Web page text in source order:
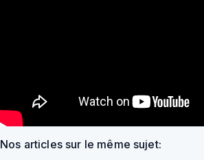
Nos articles sur le même sujet: